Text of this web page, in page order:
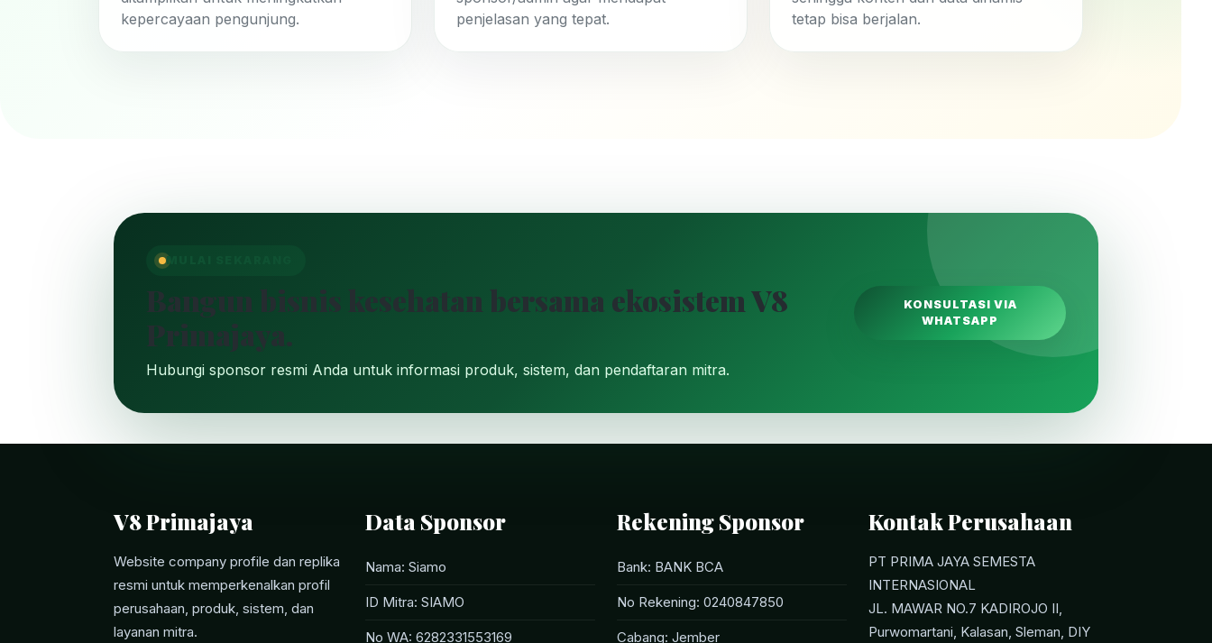
kepercayaan pengunjung.
penjelasan yang tepat.
tetap bisa berjalan.
MULAI SEKARANG
Bangun bisnis kesehatan bersama ekosistem V8
Primajaya.
Hubungi sponsor resmi Anda untuk informasi produk, sistem, dan pendaftaran mitra.
KONSULTASI VIA
WHATSAPP
V8 Primajaya
Website company profile dan replika
resmi untuk memperkenalkan profil
perusahaan, produk, sistem, dan
layanan mitra.
Data Sponsor
Nama: Siamo
ID Mitra: SIAMO
No WA: 6282331553169
Rekening Sponsor
Bank: BANK BCA
No Rekening: 0240847850
Cabang: Jember
Kontak Perusahaan
PT PRIMA JAYA SEMESTA
INTERNASIONAL
JL. MAWAR NO.7 KADIROJO II,
Purwomartani, Kalasan, Sleman, DIY